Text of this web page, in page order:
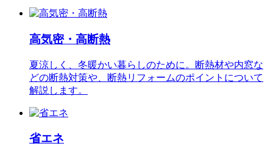
高気密・高断熱
夏涼しく、冬暖かい暮らしのために。断熱材や内窓な
どの断熱対策や、断熱リフォームのポイントについて
解説します。
省エネ